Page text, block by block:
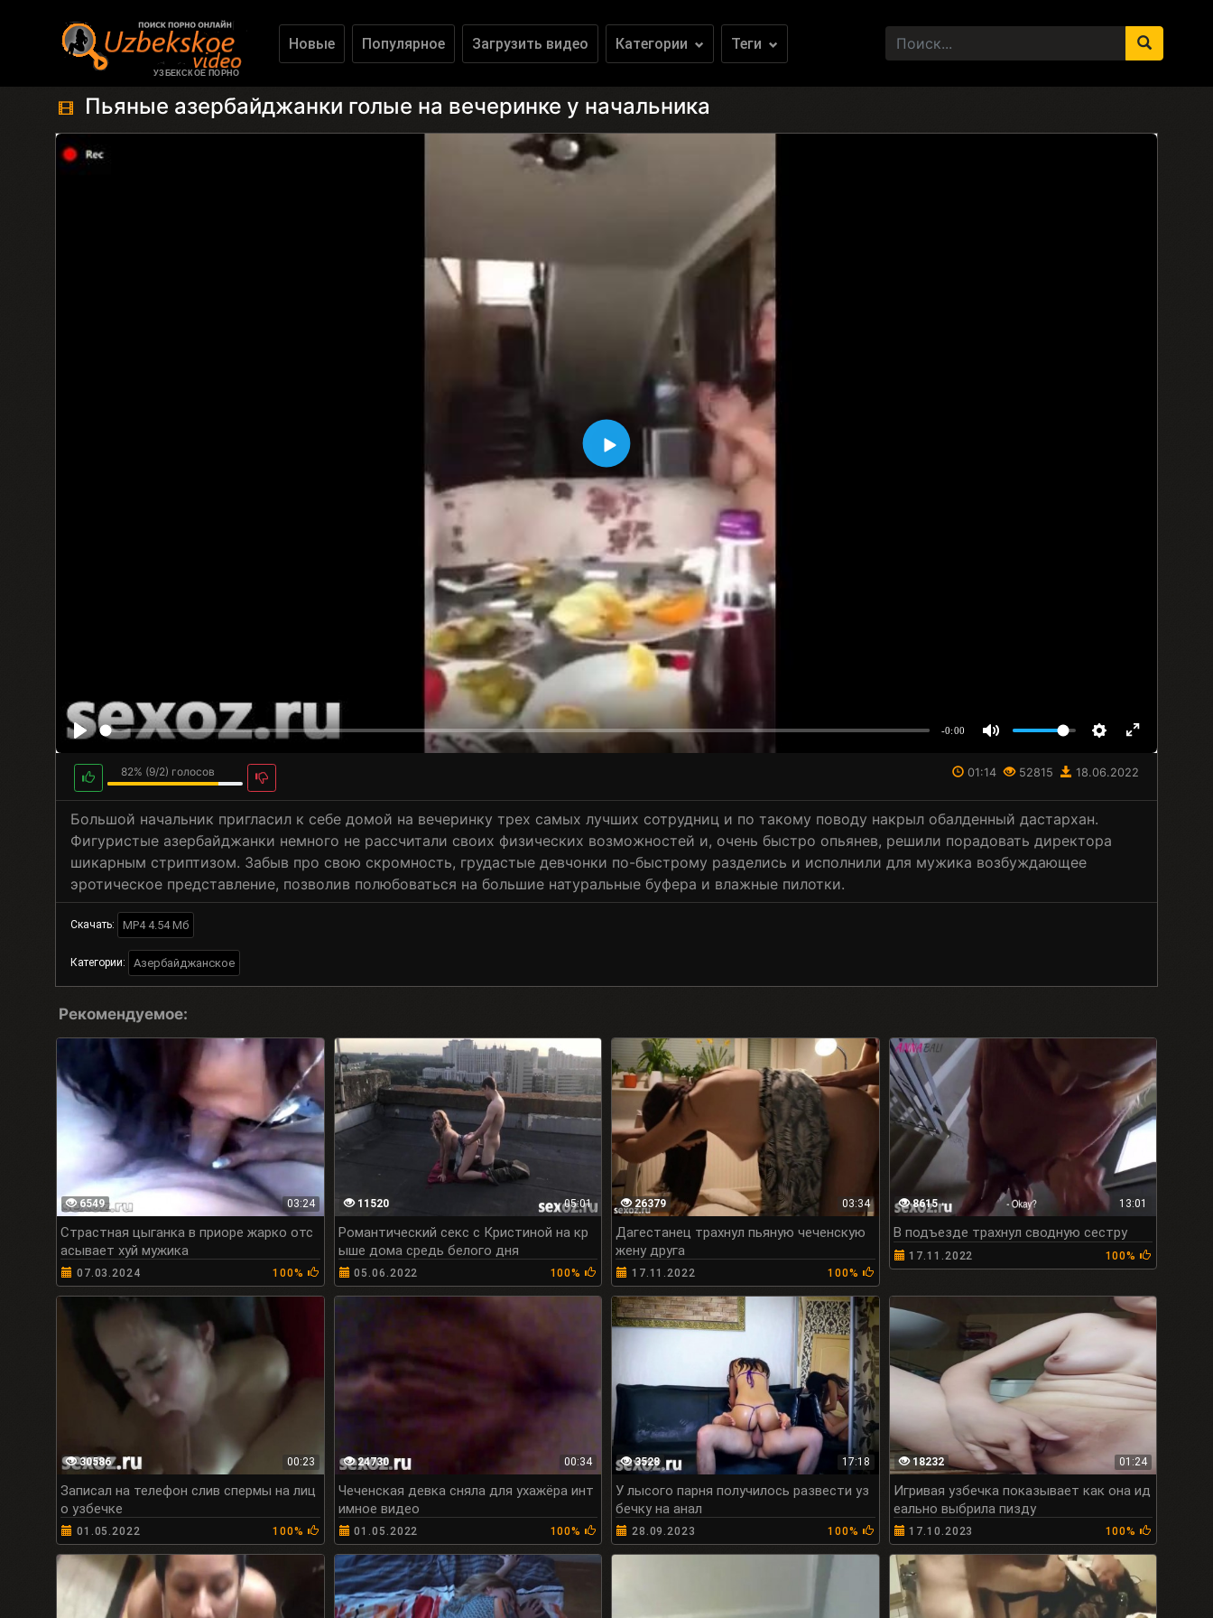
УЗБЕКСКОЕ ПОРНО
Новые Популярное Загрузить видео Категории Теги
Пьяные азербайджанки голые на вечеринке у начальника
-0:00
82% (9/2) голосов 01:14 52815 18.06.2022
Большой начальник пригласил к себе домой на вечеринку трех самых лучших сотрудниц и по такому поводу накрыл обалденный дастархан.
Фигуристые азербайджанки немного не рассчитали своих физических возможностей и, очень быстро опьянев, решили порадовать директора
шикарным стриптизом. Забыв про свою скромность, грудастые девчонки по-быстрому разделись и исполнили для мужика возбуждающее
эротическое представление, позволив полюбоваться на большие натуральные буфера и влажные пилотки.
Скачать: MP4 4.54 Мб
Категории: Азербайджанское
Рекомендуемое:
6549 03:24
Страстная цыганка в приоре жарко отс
асывает хуй мужика
07.03.2024 100%
11520 05:01
Романтический секс с Кристиной на кр
ыше дома средь белого дня
05.06.2022 100%
26379 03:34
Дагестанец трахнул пьяную чеченскую
жену друга
17.11.2022 100%
8615 13:01
В подъезде трахнул сводную сестру
17.11.2022 100%
30586 00:23
Записал на телефон слив спермы на лиц
о узбечке
01.05.2022 100%
24730 00:34
Чеченская девка сняла для ухажёра инт
имное видео
01.05.2022 100%
3528 17:18
У лысого парня получилось развести уз
бечку на анал
28.09.2023 100%
18232 01:24
Игривая узбечка показывает как она ид
еально выбрила пизду
17.10.2023 100%